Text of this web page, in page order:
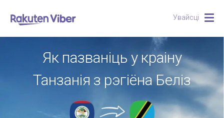
Увайсці
Як пазваніць у краіну
Танзанія з рэгіёна Беліз